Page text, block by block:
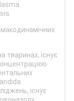
тваринах, існує
існує